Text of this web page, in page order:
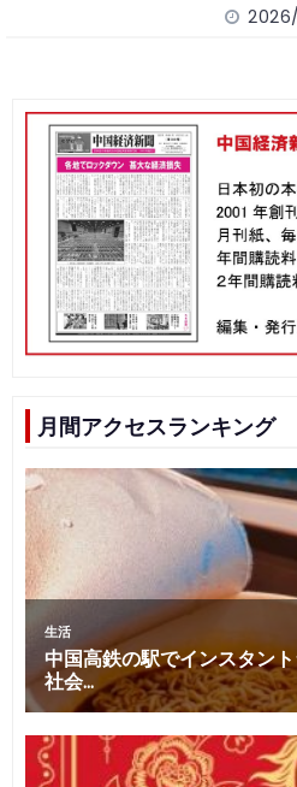
月間アクセスランキング